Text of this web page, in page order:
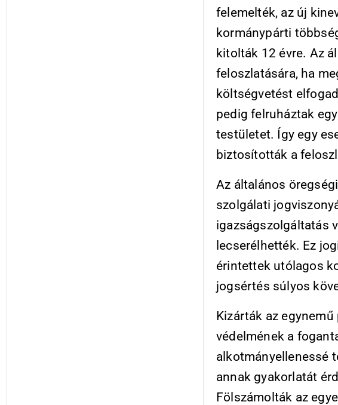
felemelték, az új
kormánypárti
kitolták 12 évre. Az
feloszlatására, ha
költségvetést
pedig felruháztak
testületet. Így egy
biztosították a
Az általános
szolgálati
igazságszolgáltatás
lecserélhették. Ez
érintettek utólagos
jogsértés súlyos
Kizárták az
védelmének a
alkotmányellenessé
annak gyakorlatát
Fölszámolták az